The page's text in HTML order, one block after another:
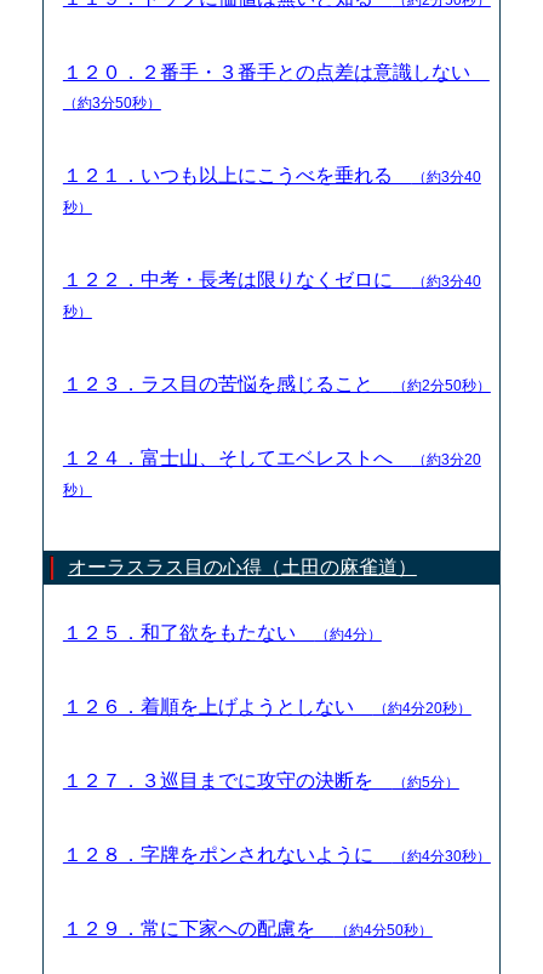
１２０．２番手・３番手との点差は意識しない
（約3分50秒）
１２１．いつも以上にこうべを垂れる
（約3分40
秒）
１２２．中考・長考は限りなくゼロに
（約3分40
秒）
１２３．ラス目の苦悩を感じること （約2分50秒）
１２４．富士山、そしてエベレストへ
（約3分20
秒）
オーラスラス目の心得（土田の麻雀道）
１２５．和了欲をもたない （約4分）
１２６．着順を上げようとしない （約4分20秒）
１２７．３巡目までに攻守の決断を （約5分）
１２８．字牌をポンされないように （約4分30秒）
１２９．常に下家への配慮を （約4分50秒）